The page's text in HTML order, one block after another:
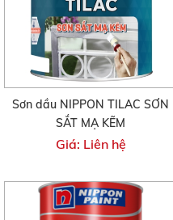
Sơn dầu NIPPON TILAC SƠN
SẮT MẠ KẼM
Giá: Liên hệ